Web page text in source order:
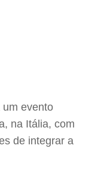
um evento
na Itália, com
de integrar a